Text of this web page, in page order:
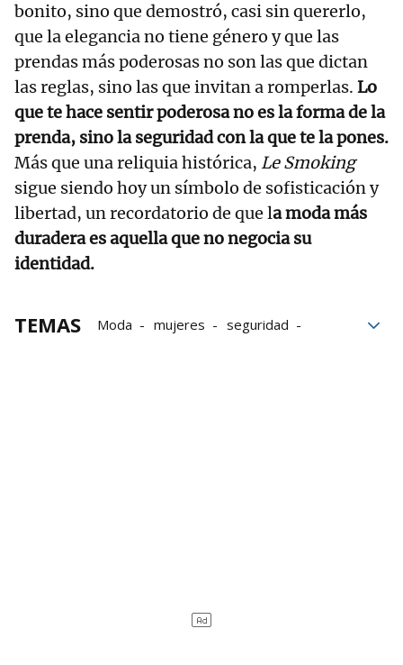
bonito, sino que demostró, casi sin quererlo,
que la elegancia no tiene género y que las
prendas más poderosas no son las que dictan
las reglas, sino las que invitan a romperlas. Lo
que te hace sentir poderosa no es la forma de la
prenda, sino la seguridad con la que te la pones.
Más que una reliquia histórica, Le Smoking
sigue siendo hoy un símbolo de sofisticación y
libertad, un recordatorio de que la moda más
duradera es aquella que no negocia su
identidad.
TEMAS Moda mujeres
seguridad